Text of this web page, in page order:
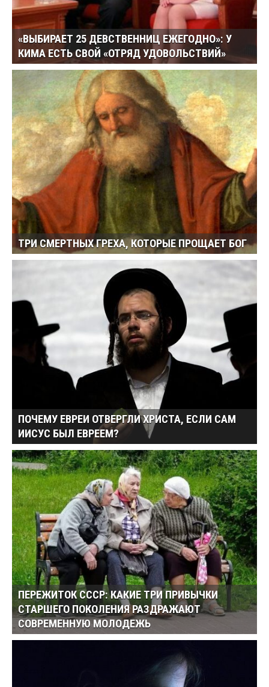
«ВЫБИРАЕТ 25 ДЕВСТВЕННИЦ ЕЖЕГОДНО»: У
КИМА ЕСТЬ СВОЙ «ОТРЯД УДОВОЛЬСТВИЙ»
ТРИ СМЕРТНЫХ ГРЕХА, КОТОРЫЕ ПРОЩАЕТ БОГ
ПОЧЕМУ ЕВРЕИ ОТВЕРГЛИ ХРИСТА, ЕСЛИ САМ
ИИСУС БЫЛ ЕВРЕЕМ?
ПЕРЕЖИТОК СССР: КАКИЕ ТРИ ПРИВЫЧКИ
СТАРШЕГО ПОКОЛЕНИЯ РАЗДРАЖАЮТ
СОВРЕМЕННУЮ МОЛОДЕЖЬ